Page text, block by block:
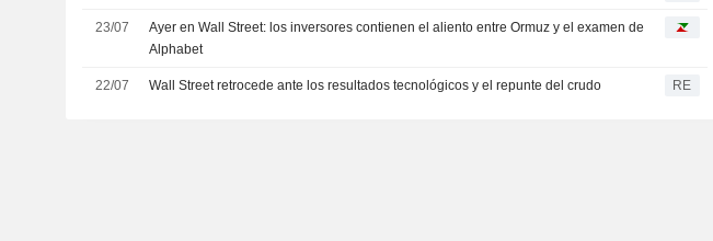
23/07
Ayer en Wall Street: los inversores contienen el aliento entre Ormuz y el examen de
Alphabet
22/07 Wall Street retrocede ante los resultados tecnológicos y el repunte del crudo RE